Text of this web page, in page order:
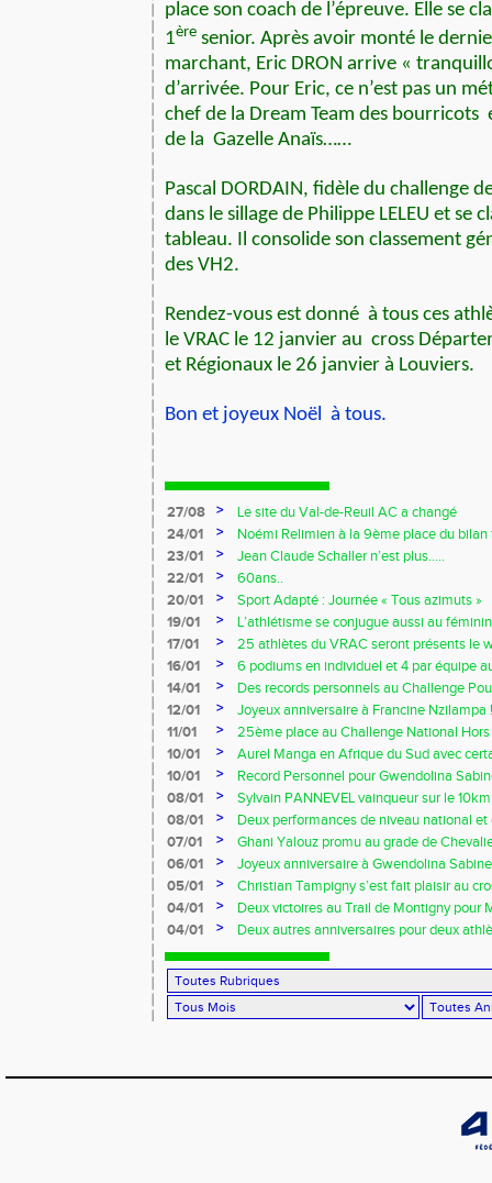
place son coach de l’épreuve. Elle se
1ère senior. Après avoir monté le
marchant, Eric DRON arrive «
d’arrivée. Pour Eric, ce n’est pas un
chef de la Dream Team des bourricots
de la Gazelle Anaïs……
Pascal DORDAIN, fidèle du challenge
dans le sillage de Philippe LELEU et se
tableau. Il consolide son classement
des VH2.
Rendez-vous est donné à tous ces
le VRAC le 12 janvier au cross
et Régionaux le 26 janvier à Louviers.
Bon et joyeux Noël à tous.
27/08 >
Le site du Val-de-Reuil AC a changé
24/01
>
Noémi Relimien à la 9ème place du
cadette sur 200m !!!
23/01 >
Jean Claude Schaller n’est plus…..
22/01
>
60ans..
20/01
>
Sport Adapté : Journée « Tous azimuts »
19/01
>
L’athlétisme se conjugue aussi au
17/01
>
25 athlètes du VRAC seront présents le
Owens !!!
16/01 >
6 podiums en individuel et 4 par équipe
Ezy
14/01 >
Des records personnels au Challenge
12/01
>
Joyeux anniversaire à Francine Nzilampa
11/01
>
25ème place au Challenge National
10/01
>
Aurel Manga en Afrique du Sud avec
France !!!
10/01 >
Record Personnel pour Gwendolina
Prom’classic
08/01 >
Sylvain PANNEVEL vainqueur sur le
08/01
>
Deux performances de niveau national
début d’indoor 2014 !!!
07/01 >
Ghani Yalouz promu au grade de
06/01
>
Joyeux anniversaire à Gwendolina
05/01
>
Christian Tampigny s’est fait plaisir au
04/01
>
Deux victoires au Trail de Montigny pour
Piau !!!
04/01 >
Deux autres anniversaires pour deux